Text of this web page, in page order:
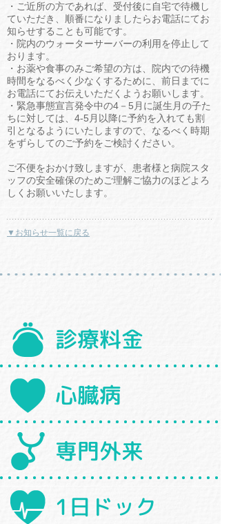
・ご近所の方であれば、受付後に自宅で待機し
ていただき、順番になりましたらお電話にてお
知らせすることも可能です。
・院内のウォーターサーバーの利用を停止して
おります。
・お薬や食事のみご希望の方は、院内での待機
時間をなるべく少なくするために、前日までに
お電話にてお伝えいただくようお願いします。
・緊急事態宣言発令中の4－5月に誕生月の子た
ちに対しては、4-5月以降に予約を入れても割
引となるようにいたしますので、なるべく時期
をずらしてのご予約をご検討ください。
ご不便をおかけ致しますが、患者様と病院スタ
ッフの安全確保のためご理解ご協力のほどよろ
しくお願いいたします。
▼お知らせ一覧に戻る
診療料金
心臓病
専門外来
1日ドック